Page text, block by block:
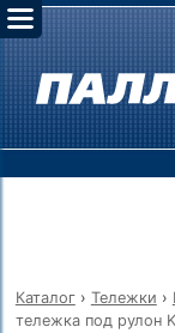
Каталог› Тележки ›
тележка под рулон